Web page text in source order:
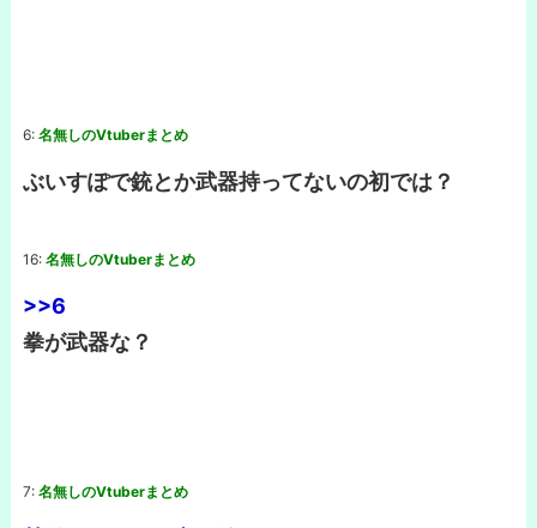
6: 名無しのVtuberまとめ
ぶいすぽで銃とか武器持ってないの初では？
16: 名無しのVtuberまとめ
>>6
拳が武器な？
7: 名無しのVtuberまとめ